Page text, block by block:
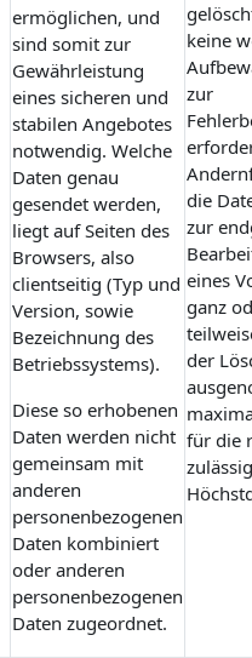
ermöglichen, und
sind somit zur
Gewährleistung
eines sicheren und
stabilen Angebotes
notwendig. Welche
Daten genau
gesendet werden,
liegt auf Seiten des
Browsers, also
clientseitig (Typ und
Version, sowie
Bezeichnung des
Betriebssystems).
Diese so erhobenen
Daten werden nicht
gemeinsam mit
anderen
personenbezogenen
Daten kombiniert
oder anderen
personenbezogenen
Daten zugeordnet.
keine
zur
die
zur
eines
ganz
der
für die